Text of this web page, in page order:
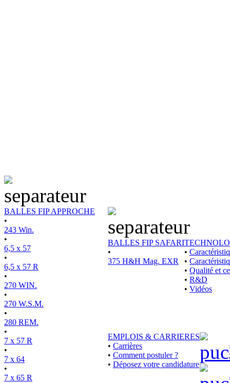
BALLES FIP APPROCHE
•
243 Win.
•
6,5 x 57
•
6,5 x 57 R
•
270 WIN.
•
270 W.S.M.
•
280 REM.
•
7 x 57 R
•
7 x 64
•
7 x 65 R
BALLES FIP SAFARI
•
375 H&H Mag. EXR
•
•
• Qualité et
• R&D
• Vidéos
EMPLOIS & CARRIERES
• Carrières
• Comment postuler ?
• Déposez votre candidature